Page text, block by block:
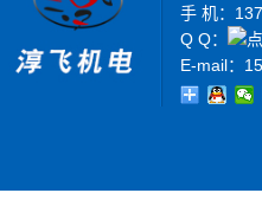
手 机：
Q Q：
E-mail：